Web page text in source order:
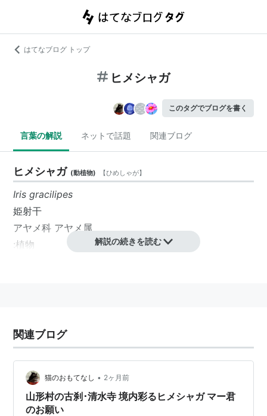
はてなブログ トップ
ヒメシャガ
このタグでブログを書く
言葉の解説 ネットで話題 関連ブログ
ヒメシャガ (動植物) 【ひめしゃが】
Iris gracilipes
姫射干
アヤメ科 アヤメ属
:植物
解説の続きを読む
関連ブログ
猫のおもてなし • 2ヶ月前
山形村の古刹･清水寺 境内彩るヒメシャガ マー君
のお願い